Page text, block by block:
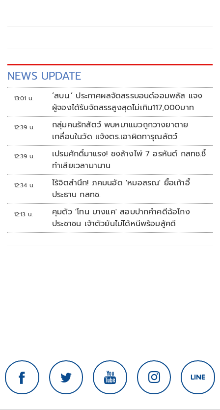
NEWS UPDATE
13:01 น.
‘สบน.’ ประกาศผลจัดสรรบอนด์ออมพลัส แจง
ผู้จองได้รับจัดสรรสูงสุดไม่เกิน117,000บาท
12:39 น.
กลุ่มคนรักสัตว์ พบหมาแมวถูกวางยาตาย
เกลื่อนในวัด แจ้งตร.เอาผิดทารุณสัตว์
12:39 น.
เปรมศักดิ์มาแรง! ชงล้างไพ่ 7 อรหันต์ กสทช.ชี้
ทำเสียเวลามานาน
12:34 น.
ไร้จิตสำนึก! ภคมนอัด 'หมอสรณ' ยื้อเก้าอี้
ประธาน กสทช.
12:13 น.
คุมตัว 'โทน บางแค' สอบปากคำคดีฉ้อโกง
ประชาชน เจ้าตัวยันไม่ได้หนีพร้อมสู้คดี